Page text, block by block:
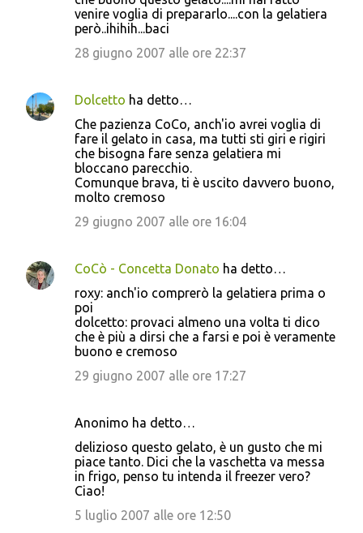
n
t
venire voglia di prepararlo....con la gelatiera
però..ihihih...baci
28 giugno 2007 alle ore 22:37
Dolcetto ha detto…
Che pazienza CoCo, anch'io avrei voglia di
fare il gelato in casa, ma tutti sti giri e rigiri
che bisogna fare senza gelatiera mi
bloccano parecchio.
Comunque brava, ti è uscito davvero buono,
molto cremoso
29 giugno 2007 alle ore 16:04
CoCò - Concetta Donato ha detto…
roxy: anch'io comprerò la gelatiera prima o
poi
dolcetto: provaci almeno una volta ti dico
che è più a dirsi che a farsi e poi è veramente
buono e cremoso
29 giugno 2007 alle ore 17:27
Anonimo ha detto…
delizioso questo gelato, è un gusto che mi
piace tanto. Dici che la vaschetta va messa
in frigo, penso tu intenda il freezer vero?
Ciao!
5 luglio 2007 alle ore 12:50